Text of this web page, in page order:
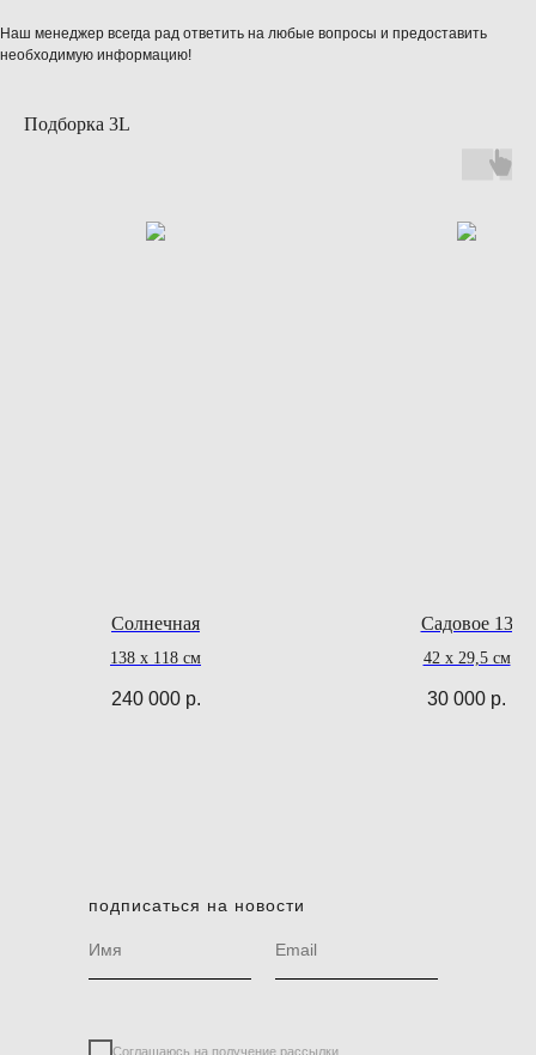
Наш менеджер всегда рад ответить на любые вопросы и предоставить
необходимую информацию!
Подборка 3L
Солнечная
138 х 118 см
240 000 р.
Садовое 13
42 х 29,5 см
30 000 р.
подписаться на новости
Соглашаюсь на получение рассылки